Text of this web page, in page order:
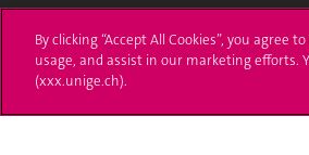
24 rue du Général-Dufour
T. +41 (0)22 379 71 11
By clicking “Accept All Cookies”, you
usage, and assist in our marketing efforts.
(xxx.unige.ch).